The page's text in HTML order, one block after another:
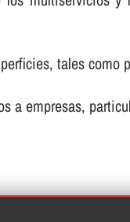
tales
a empresas,